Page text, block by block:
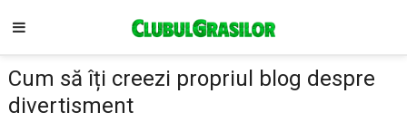
Cum să îți creezi propriul blog despre
divertisment